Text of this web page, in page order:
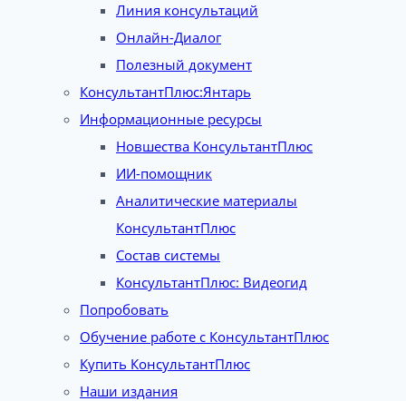
Линия консультаций
Онлайн-Диалог
Полезный документ
КонсультантПлюс:Янтарь
Информационные ресурсы
Новшества КонсультантПлюс
ИИ-помощник
Аналитические материалы
КонсультантПлюс
Состав системы
КонсультантПлюс: Видеогид
Попробовать
Обучение работе с КонсультантПлюс
Купить КонсультантПлюс
Наши издания